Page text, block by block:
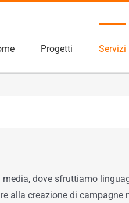
Progetti Servizi
dove sfruttiamo
alla creazione di